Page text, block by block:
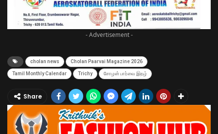
- Advertisement -
cholan news Cholan Paarvai Magazine 2026
Tamil Monthly Calendar Trichy சோழன் பார்வை இதழ்
Share